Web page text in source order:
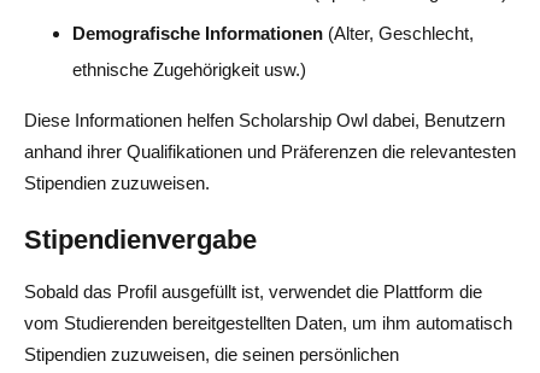
Demografische Informationen (Alter, Geschlecht,
ethnische Zugehörigkeit usw.)
Diese Informationen helfen Scholarship Owl dabei, Benutzern
anhand ihrer Qualifikationen und Präferenzen die relevantesten
Stipendien zuzuweisen.
Stipendienvergabe
Sobald das Profil ausgefüllt ist, verwendet die Plattform die
vom Studierenden bereitgestellten Daten, um ihm automatisch
Stipendien zuzuweisen, die seinen persönlichen